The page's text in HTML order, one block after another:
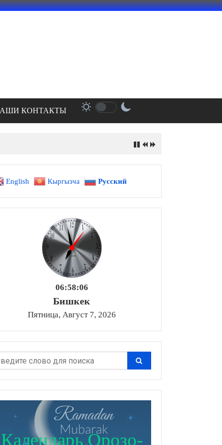
КОНТАКТЫ
English Кыргызча Русский
06:58:07
Бишкек
Пятница, Август 7, 2026
Календарь Орозо-